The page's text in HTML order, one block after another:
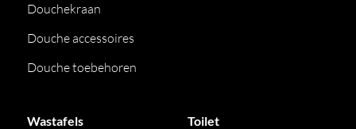
Douchekraan
Douche accessoires
Douche toebehoren
Wastafels Toilet